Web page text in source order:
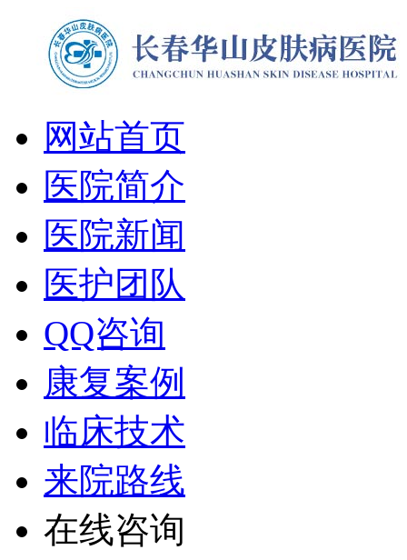
网站首页
医院简介
医院新闻
医护团队
QQ咨询
康复案例
临床技术
来院路线
在线咨询